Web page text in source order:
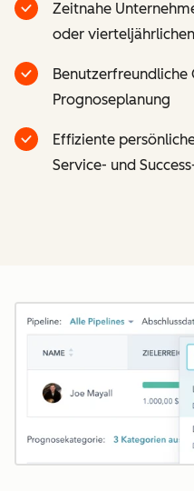
Zeitnahe
oder
Benutzerfreundliche
Prognoseplanung
Effiziente
Service- und